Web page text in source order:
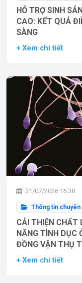
HỖ TRỢ SINH
CAO: KẾT QUẢ
SÀNG
+ Xem chi tiết
31/07/2026 16:38
Thông tin chuyên
CẢI THIỆN CHẤT
NĂNG TÌNH DỤC
ĐỒNG VẬN THỤ
+ Xem chi tiết